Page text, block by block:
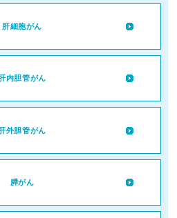
肝細胞がん
肝内胆管がん
肝外胆管がん
膵がん